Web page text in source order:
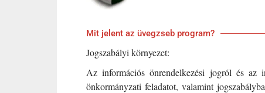
Mit jelent az üvegzseb program?
Jogszabályi környezet:
Az információs önrendelkezési jogról és az
önkormányzati feladatot, valamint